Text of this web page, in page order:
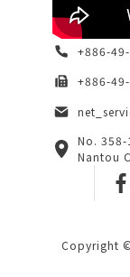
+886-
+886-
No.
Nantou
Copyright